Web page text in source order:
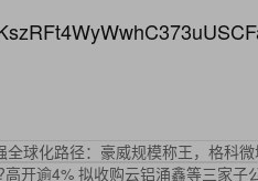
全球化路径：豪威规模称王，格科
高开逾4% 拟收购云铝涌鑫等三家子